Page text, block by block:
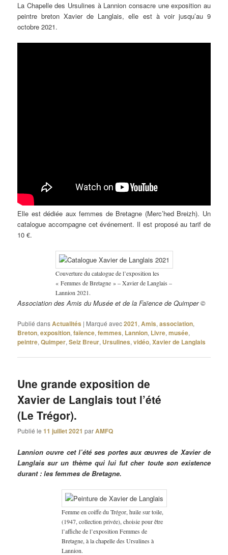
La Chapelle des Ursulines à Lannion consacre une exposition au
peintre breton Xavier de Langlais, elle est à voir jusqu’au 9
octobre 2021.
Elle est dédiée aux femmes de Bretagne (Merc’hed Breizh). Un
catalogue accompagne cet événement. Il est proposé au tarif de
10 €.
Couverture du catalogue de l’exposition les
« Femmes de Bretagne » – Xavier de Langlais –
Lannion 2021.
Association des Amis du Musée et de la Faïence de Quimper ©
Publié dansActualités | Marqué avec2021,Amis,association,
Breton,exposition,faïence,femmes, Lannion, Livre,musée,
peintre,Quimper,Seiz Breur, Ursulines,vidéo,Xavier de Langlais
Une grande exposition de
Xavier de Langlais tout l’été
(Le Trégor).
Publié le11 juillet 2021 parAMFQ
Lannion ouvre cet l’été ses portes aux œuvres de Xavier de
Langlais sur un thème qui lui fut cher toute son existence
durant : les femmes de Bretagne.
Femme en coiffe du Trégor, huile sur toile,
(1947, collection privée), choisie pour être
l’affiche de l’exposition Femmes de
Bretagne, à la chapelle des Ursulines à
Lannion.